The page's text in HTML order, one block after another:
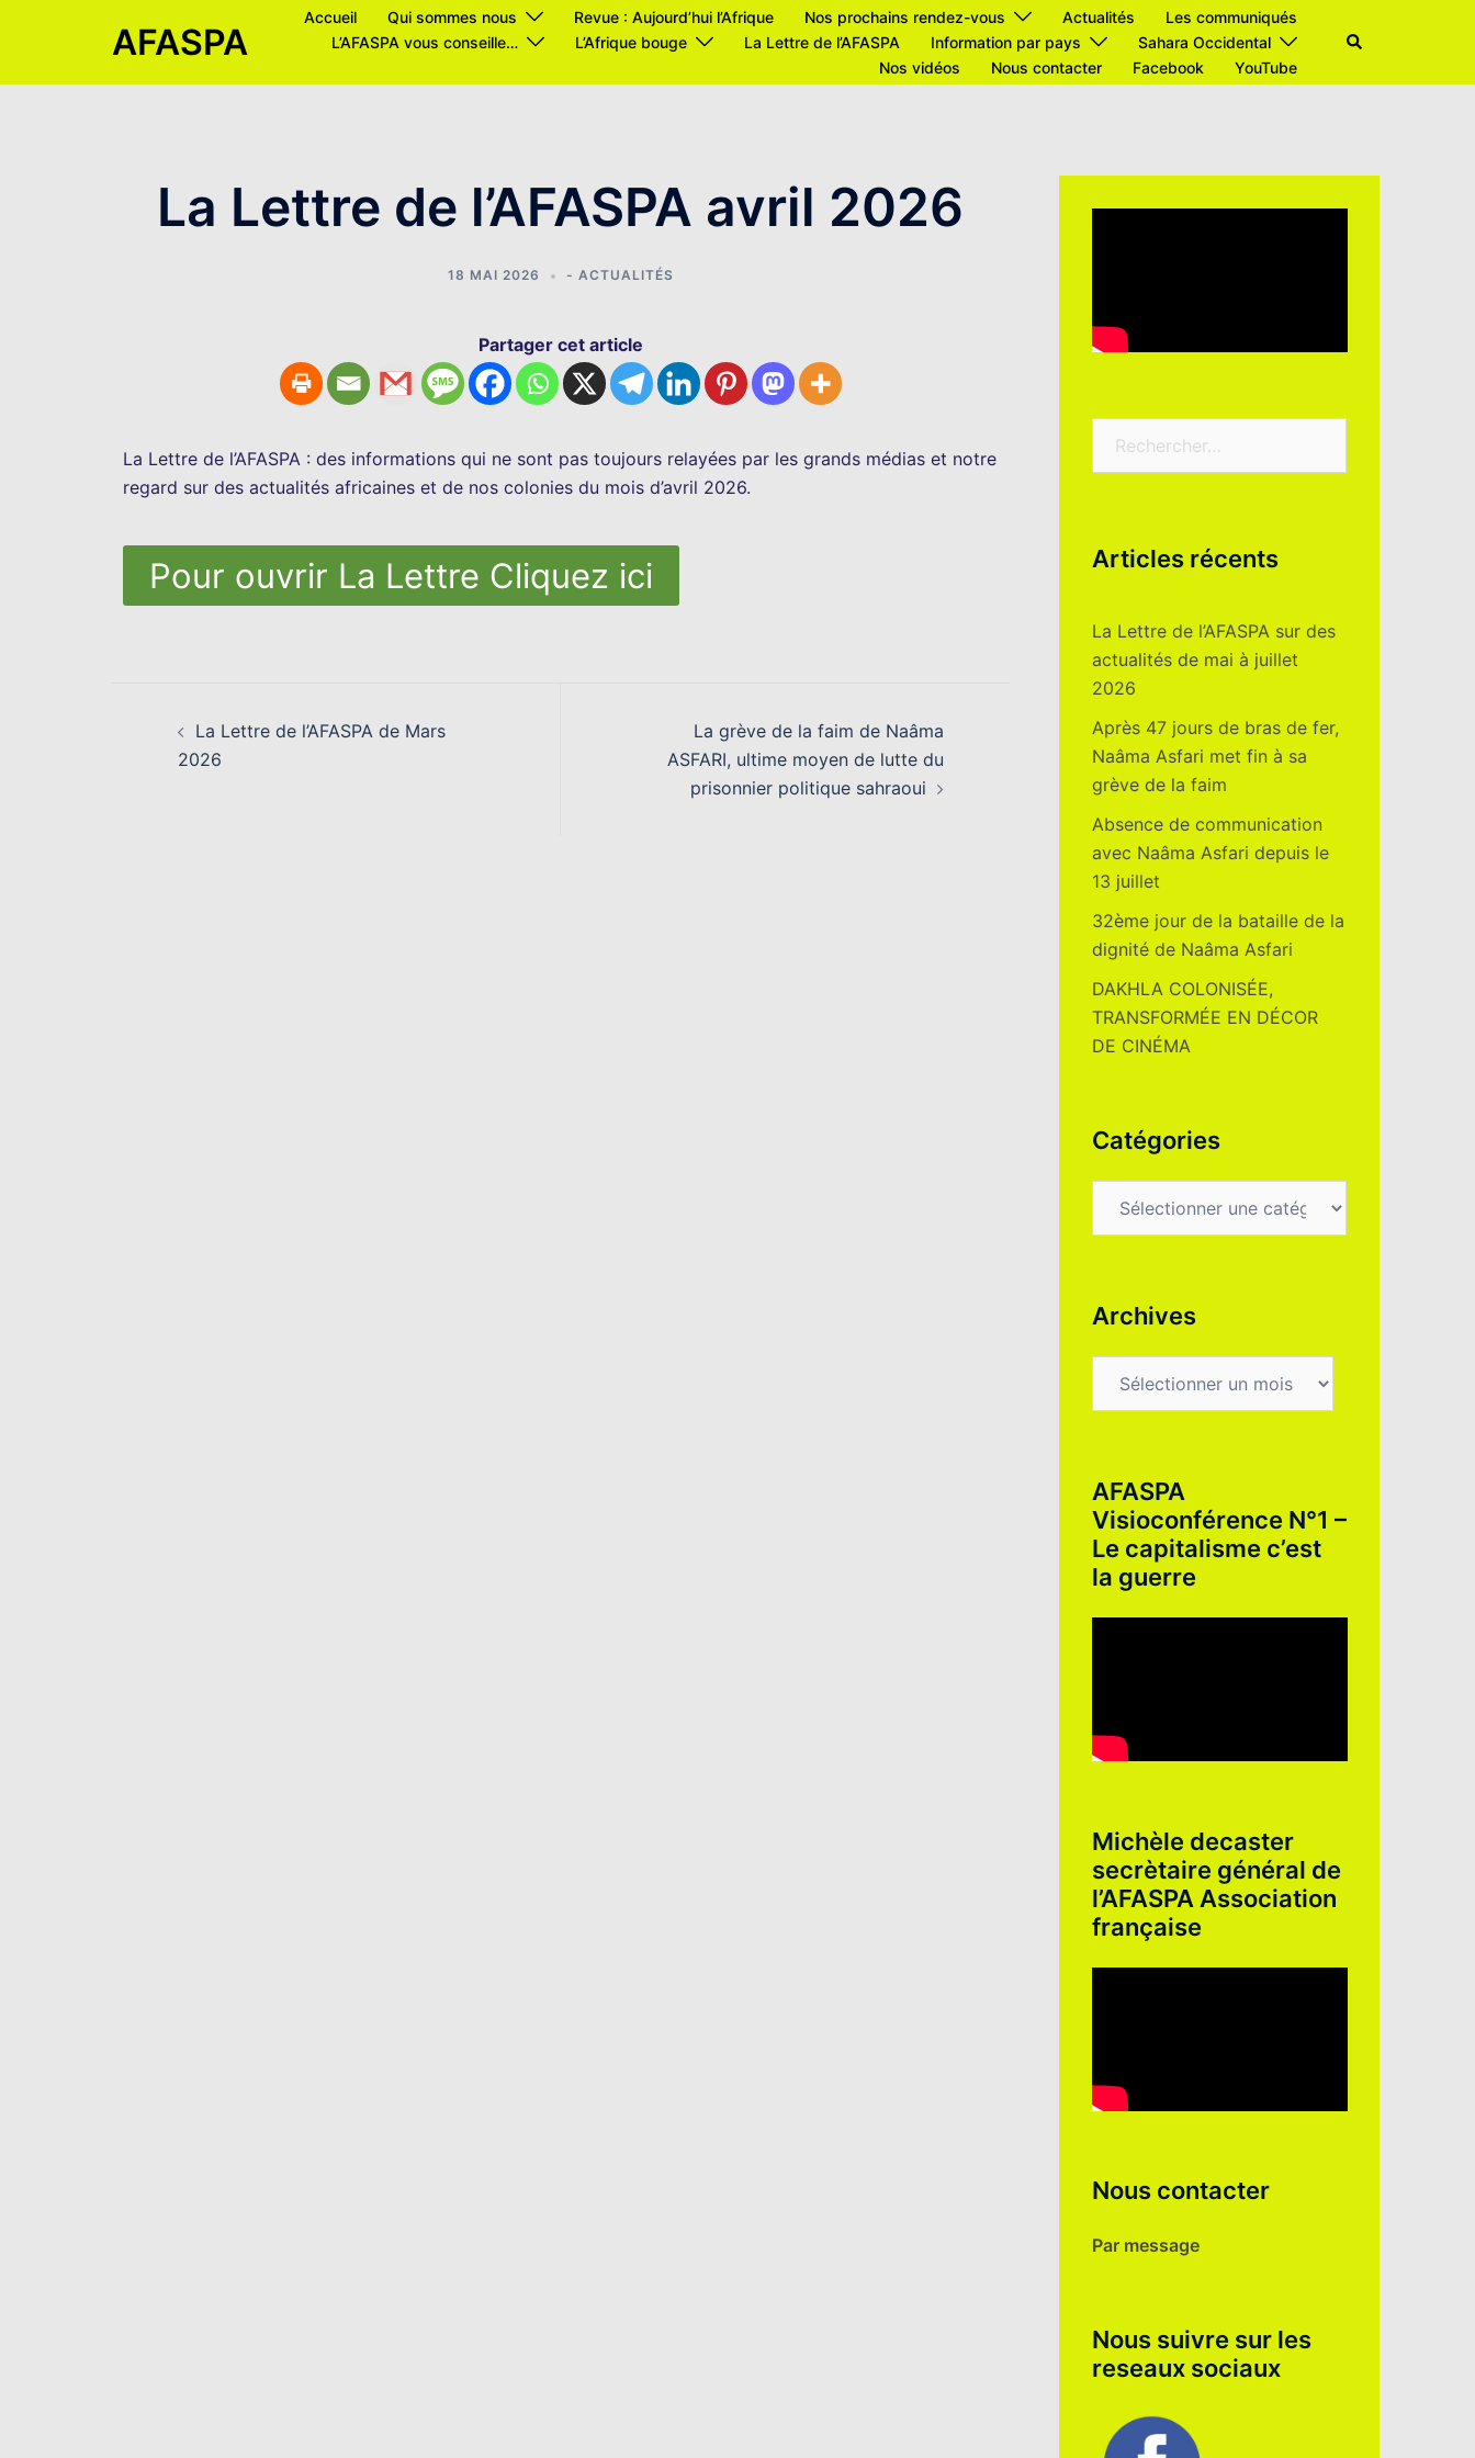
AFASPA
Accueil Qui sommes nous Revue : Aujourd’hui l’Afrique Nos prochains rendez-vous Actualités
Les communiqués
L’AFASPA vous conseille…
L’Afrique bouge La Lettre de l’AFASPA Information par pays
Sahara Occidental
Nos vidéos
Nous contacter Facebook YouTube
La Lettre de l’AFASPA avril 2026
18 MAI 2026 - ACTUALITÉS
Partager cet article
La Lettre de l’AFASPA : des informations qui ne sont pas toujours relayées par les grands médias et notre
regard sur des actualités africaines et de nos colonies du mois d’avril 2026.
Pour ouvrir La Lettre Cliquez ici
La Lettre de l’AFASPA de Mars
2026
La grève de la faim de Naâma
ASFARI, ultime moyen de lutte du
prisonnier politique sahraoui
Articles récents
La Lettre de l’AFASPA sur des
actualités de mai à juillet
2026
Après 47 jours de bras de fer,
Naâma Asfari met fin à sa
grève de la faim
Absence de communication
avec Naâma Asfari depuis le
13 juillet
32ème jour de la bataille de la
dignité de Naâma Asfari
DAKHLA COLONISÉE,
TRANSFORMÉE EN DÉCOR
DE CINÉMA
Catégories
Archives
AFASPA
Visioconférence N°1 –
Le capitalisme c’est
la guerre
Michèle decaster
secrètaire général de
l’AFASPA Association
française
Nous contacter
Par message
Nous suivre sur les
reseaux sociaux